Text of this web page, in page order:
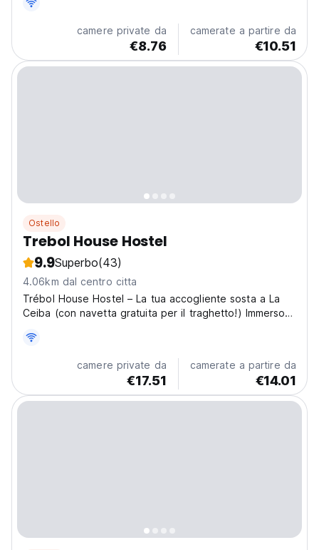
gite alle isole. (Auto-translated from original language)
camere private da
€8.76
camerate a partire da
€10.51
Ostello
Trebol House Hostel
9.9Superbo(43)
4.06km dal centro citta
Trébol House Hostel – La tua accogliente sosta a La
Ceiba (con navetta gratuita per il traghetto!) Immerso
Islands, il Trébol House Hostel è un piccolo ostello in
stile familiare gestito da una coppia honduregna-
irlandese....camere private da
€17.51
camerate a partire da
€14.01